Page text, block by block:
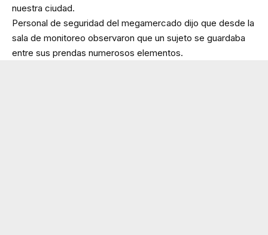
nuestra ciudad.
Personal de seguridad del megamercado dijo que desde la
sala de monitoreo observaron que un sujeto se guardaba
entre sus prendas numerosos elementos.